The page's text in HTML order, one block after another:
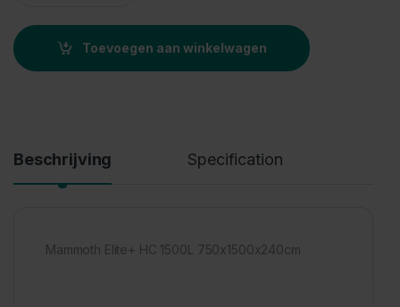
Toevoegen aan winkelwagen
Beschrijving Specification
Mammoth Elite+ HC 1500L 750x1500x240cm